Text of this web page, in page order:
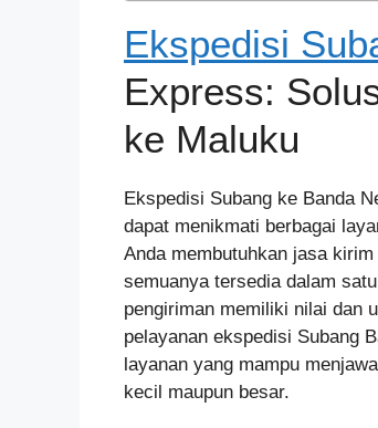
Ekspedisi
Express:
ke Maluku
Ekspedisi Subang ke Banda
dapat menikmati berbagai
Anda membutuhkan jasa
semuanya tersedia dalam
pengiriman memiliki nilai dan
pelayanan ekspedisi Subang
layanan yang mampu
kecil maupun besar.